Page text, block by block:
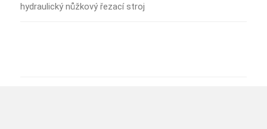
hydraulický nůžkový řezací stroj